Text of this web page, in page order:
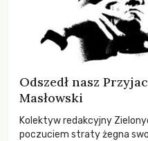
Odszedł nasz
Masłowski
Kolektyw redakcyjny
poczuciem straty żegna